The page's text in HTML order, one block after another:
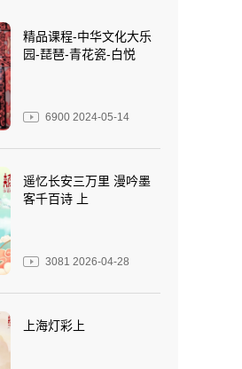
精品课程-中华文化大乐
园-琵琶-青花瓷-白悦
6900 2024-05-14
遥忆长安三万里 漫吟墨
客千百诗 上
3081 2026-04-28
上海灯彩上